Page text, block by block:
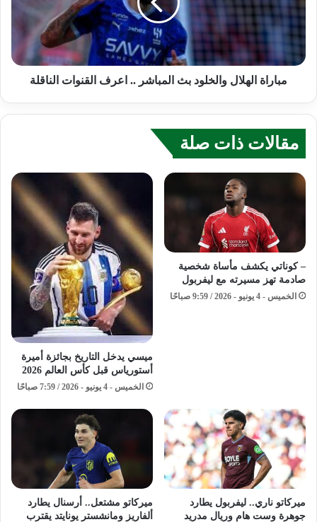
مباراة الهلال والخلود بث المباشر .. اعرف القنوات الناقلة
مقالات ذات صلة
– كوناتي يكشف مأساة شخصية
صادمة تهز مسيرته مع ليفربول
الخميس - 4 يونيو - 2026 / 9:59 صباحًا
ميسي يدخل التاريخ بجائزة أميرة
أستورياس قبل كأس العالم 2026
الخميس - 4 يونيو - 2026 / 7:59 صباحًا
ميركاتو ناري.. ليفربول يطارد
جوهرة وست هام وريال مدريد
ميركاتو مشتعل.. أرسنال يطارد
ألفاريز ومانشستر يونايتد يقترب